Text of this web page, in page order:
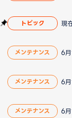
トピック
メンテナンス 6
メンテナンス
メンテナンス 6